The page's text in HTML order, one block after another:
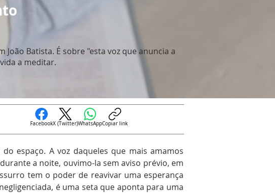
Batista. É sobre "esta voz que anuncia a
a meditar.
FacebookX (Twitter)WhatsAppCopiar link
espaço. A voz daqueles que mais amamos
a noite, ouvimo-la sem aviso prévio, em
tem o poder de reavivar uma esperança
é uma seta que aponta para uma